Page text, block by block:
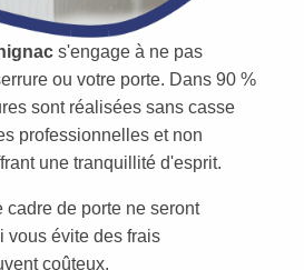
s'engage à ne pas
ou votre porte. Dans 90 %
sont réalisées sans casse
professionnelles et non
une tranquillité d'esprit.
cadre de porte ne seront
vous évite des frais
coûteux.